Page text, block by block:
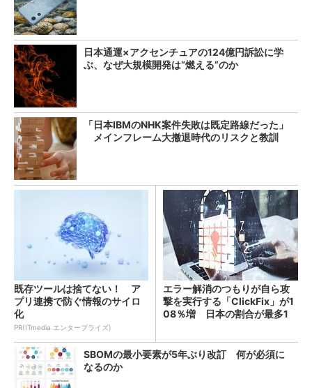
日本通運×アクセンチュアの124億円訴訟に学
ぶ、なぜ大規模開発は“燃える”のか
「日本IBMのNHK案件失敗は既定路線だった」
メインフレーム大撤退時代のリスクと教訓
既存ツールは捨てない！ ア
プリ連携で防ぐ情報のサイロ
化
PR(ITmedia エンタープライズ)
エラー解消のつもりが自ら攻
撃を実行する「ClickFix」が1
08％増 日本の割合が最多1
SBOMの最小要素が5年ぶり改訂 何が必須に
なるのか